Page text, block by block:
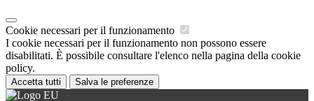
Cookie necessari per il funzionamento
I cookie necessari per il funzionamento non possono essere
disabilitati. È possibile consultare l'elenco nella pagina della cookie
policy.
Accetta tutti Salva le preferenze